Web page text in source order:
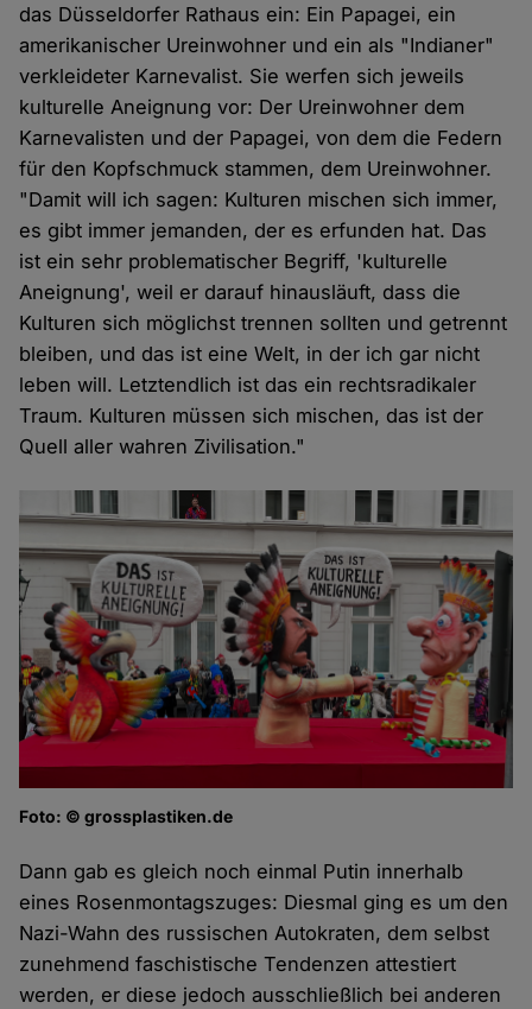
das Düsseldorfer Rathaus ein: Ein Papagei, ein
amerikanischer Ureinwohner und ein als "Indianer"
verkleideter Karnevalist. Sie werfen sich jeweils
kulturelle Aneignung vor: Der Ureinwohner dem
Karnevalisten und der Papagei, von dem die Federn
für den Kopfschmuck stammen, dem Ureinwohner.
"Damit will ich sagen: Kulturen mischen sich immer,
es gibt immer jemanden, der es erfunden hat. Das
ist ein sehr problematischer Begriff, 'kulturelle
Aneignung', weil er darauf hinausläuft, dass die
Kulturen sich möglichst trennen sollten und getrennt
bleiben, und das ist eine Welt, in der ich gar nicht
leben will. Letztendlich ist das ein rechtsradikaler
Traum. Kulturen müssen sich mischen, das ist der
Quell aller wahren Zivilisation."
Foto: © grossplastiken.de
Dann gab es gleich noch einmal Putin innerhalb
eines Rosenmontagszuges: Diesmal ging es um den
Nazi-Wahn des russischen Autokraten, dem selbst
zunehmend faschistische Tendenzen attestiert
werden, er diese jedoch ausschließlich bei anderen